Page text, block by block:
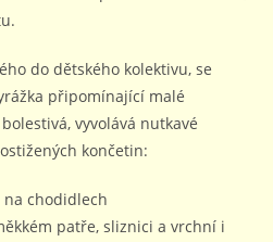
do dětského kolektivu, se
připomínající malé
vyvolává nutkavé
končetin:
chodidlech
patře, sliznici a vrchní i